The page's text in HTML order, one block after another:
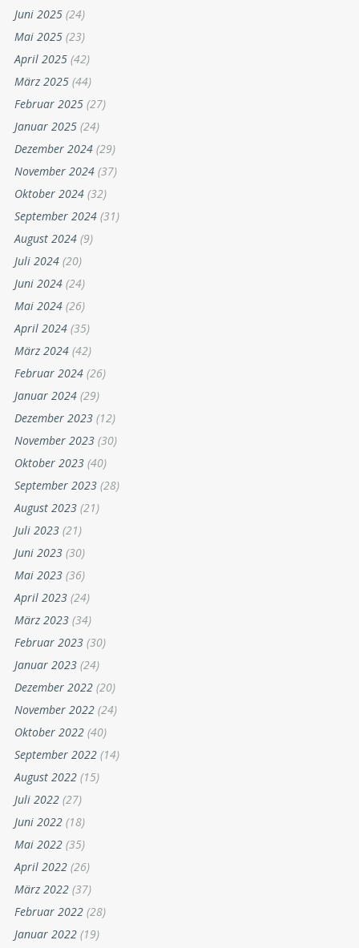
Juni 2025 (24)
Mai 2025 (23)
April 2025 (42)
März 2025 (44)
Februar 2025 (27)
Januar 2025 (24)
Dezember 2024 (29)
November 2024 (37)
Oktober 2024 (32)
September 2024 (31)
August 2024 (9)
Juli 2024 (20)
Juni 2024 (24)
Mai 2024 (26)
April 2024 (35)
März 2024 (42)
Februar 2024 (26)
Januar 2024 (29)
Dezember 2023 (12)
November 2023 (30)
Oktober 2023 (40)
September 2023 (28)
August 2023 (21)
Juli 2023 (21)
Juni 2023 (30)
Mai 2023 (36)
April 2023 (24)
März 2023 (34)
Februar 2023 (30)
Januar 2023 (24)
Dezember 2022 (20)
November 2022 (24)
Oktober 2022 (40)
September 2022 (14)
August 2022 (15)
Juli 2022 (27)
Juni 2022 (18)
Mai 2022 (35)
April 2022 (26)
März 2022 (37)
Februar 2022 (28)
Januar 2022 (19)